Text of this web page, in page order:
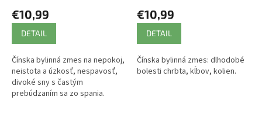
€10,99
DETAIL
Čínska bylinná zmes na nepokoj,
neistota a úzkosť, nespavosť,
divoké sny s častým
prebúdzaním sa zo spania.
€10,99
DETAIL
Čínska bylinná zmes: dlhodobé
bolesti chrbta, kĺbov, kolien.